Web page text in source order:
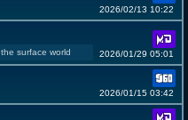
2026/02/13 10:22
surface world 2026/01/29 05:01
2026/01/15 03:42